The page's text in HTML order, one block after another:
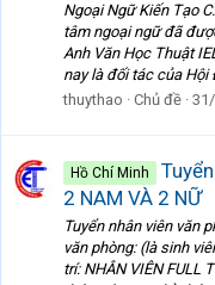
Ngoại Ngữ Kiến Tạo
tâm ngoại ngữ đã
Anh Văn Học Thuật
nay là đối tác của Hội
thuythao
Chủ đề
Hồ Chí Minh
2 NAM VÀ 2 NỮ
Tuyển nhân viên văn
văn phòng: (là sinh
trí: NHÂN VIÊN FULL